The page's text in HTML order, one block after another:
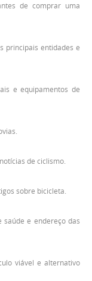
de comprar uma
principais entidades e
e equipamentos de
de ciclismo.
sobre bicicleta.
saúde e endereço das
viável e alternativo